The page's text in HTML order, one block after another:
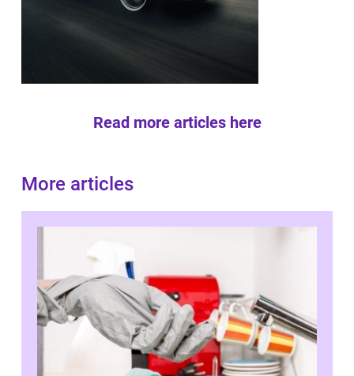
Read more articles here
More articles